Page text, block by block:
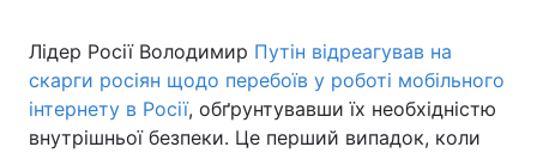
Лідер Росії Володимир Путін відреагував на
скарги росіян щодо перебоїв у роботі мобільного
інтернету в Росії, обґрунтувавши їх необхідністю
внутрішньої безпеки. Це перший випадок, коли